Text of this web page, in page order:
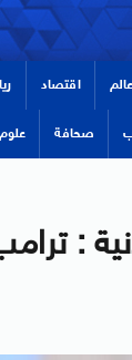
عالم اقتصاد
صحافة
: